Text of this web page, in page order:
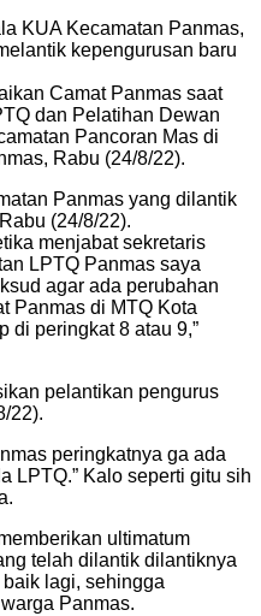
KUA Kecamatan Panmas,
kepengurusan baru
Camat Panmas saat
dan Pelatihan Dewan
Pancoran Mas di
Rabu (24/8/22).
Panmas yang dilantik
(24/8/22).
menjabat sekretaris
LPTQ Panmas saya
agar ada perubahan
Panmas di MTQ Kota
di peringkat 8 atau 9,”
pelantikan pengurus
22).
peringkatnya ga ada
LPTQ.” Kalo seperti gitu sih
ultimatum
telah dilantik dilantiknya
lagi, sehingga
Panmas.